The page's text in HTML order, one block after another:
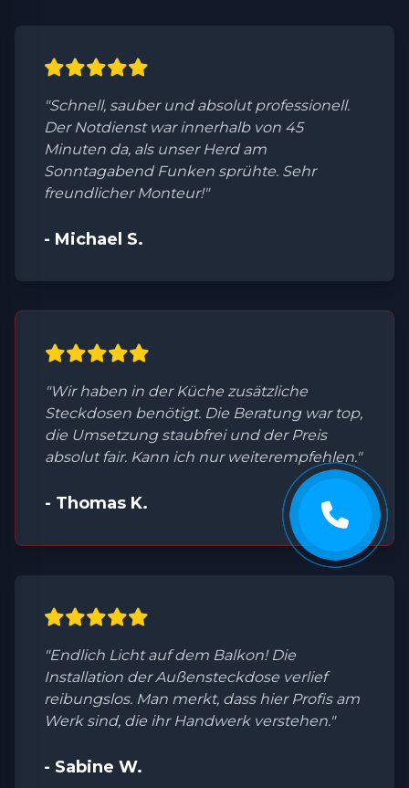
"Schnell, sauber und absolut professionell.
Der Notdienst war innerhalb von 45
Minuten da, als unser Herd am
Sonntagabend Funken sprühte. Sehr
freundlicher Monteur!"
- Michael S.
"Wir haben in der Küche zusätzliche
Steckdosen benötigt. Die Beratung war top,
die Umsetzung staubfrei und der Preis
absolut fair. Kann ich nur weiterempfehlen."
- Thomas K.
"Endlich Licht auf dem Balkon! Die
Installation der Außensteckdose verlief
reibungslos. Man merkt, dass hier Profis am
Werk sind, die ihr Handwerk verstehen."
- Sabine W.